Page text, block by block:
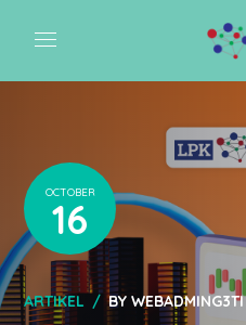
OCTOBER
16
ARTIKEL BYWEBADMING3TI